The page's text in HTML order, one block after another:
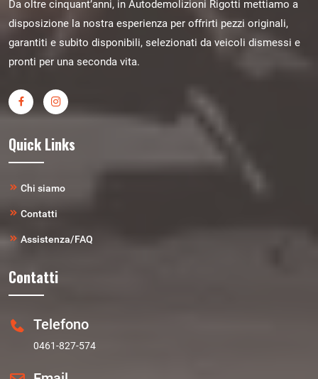
Da oltre cinquant’anni, in Autodemolizioni Rigotti mettiamo a
disposizione la nostra esperienza per offrirti pezzi originali,
garantiti e subito disponibili, selezionati da veicoli dismessi e
pronti per una seconda vita.
Quick Links
Chi siamo
Contatti
Assistenza/FAQ
Contatti
Telefono
0461-827-574